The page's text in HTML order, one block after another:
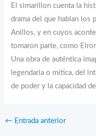
El simarillon cuenta la
drama del que hablan los
Anillos, y en cuyos
tomaron parte, como
Una obra de auténtica
legendaria o mítica, del
de poder y la capacidad
← Entrada anterior